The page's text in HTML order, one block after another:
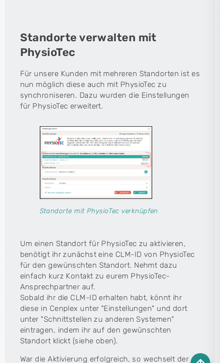
Standorte verwalten mit
PhysioTec
Für unsere Kunden mit mehreren Standorten ist es
nun möglich diese auch mit PhysioTec zu
synchroniseren. Dazu wurden die Einstellungen
für PhysioTec erweitert.
Standorte mit PhysioTec verknüpfen
Um einen Standort für PhysioTec zu aktivieren,
benötigt ihr zunächst eine CLM-ID von PhysioTec
für den gewünschten Standort. Nehmt dazu
einfach kurz Kontakt zu eurem PhysioTec-
Ansprechpartner auf.
Sobald ihr die CLM-ID erhalten habt, könnt ihr
diese in Cenplex unter "Einstellungen" und dort
unter "Schnittstellen zu anderen Systemen"
eintragen, indem ihr auf den gewünschten
Standort klickt (siehe oben).
War die Aktivierung erfolgreich, so wechselt der